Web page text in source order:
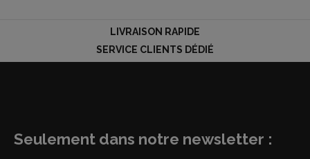
LIVRAISON RAPIDE
SERVICE CLIENTS DÉDIÉ
Seulement dans notre newsletter :